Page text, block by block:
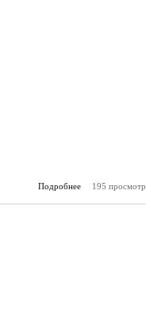
Подробнее
о
195